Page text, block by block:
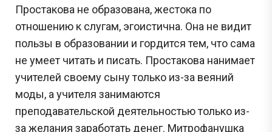
Простакова не образована, жестока по
отношению к слугам, эгоистична. Она не видит
пользы в образовании и гордится тем, что сама
не умеет читать и писать. Простакова нанимает
учителей своему сыну только из-за веяний
моды, а учителя занимаются
преподавательской деятельностью только из-
за желания заработать денег. Митрофанушка